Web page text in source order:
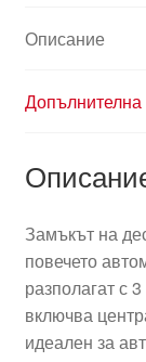
C1
107
Описание
Замъкът на
повечето
разполагат с
включва
идеален за